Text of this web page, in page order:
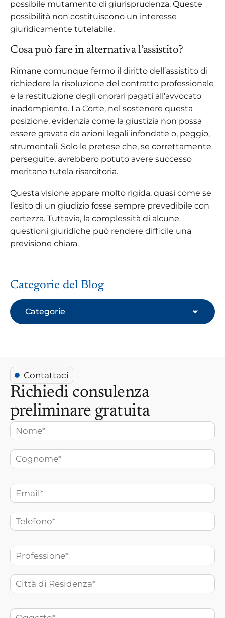
possibile mutamento di giurisprudenza. Queste
possibilità non costituiscono un interesse
giuridicamente tutelabile.
Cosa può fare in alternativa l’assistito?
Rimane comunque fermo il diritto dell’assistito di
richiedere la risoluzione del contratto professionale
e la restituzione degli onorari pagati all’avvocato
inadempiente. La Corte, nel sostenere questa
posizione, evidenzia come la giustizia non possa
essere gravata da azioni legali infondate o, peggio,
strumentali. Solo le pretese che, se correttamente
perseguite, avrebbero potuto avere successo
meritano tutela risarcitoria.
Questa visione appare molto rigida, quasi come se
l’esito di un giudizio fosse sempre prevedibile con
certezza. Tuttavia, la complessità di alcune
questioni giuridiche può rendere difficile una
previsione chiara.
Categorie del Blog
Categorie
Contattaci
Richiedi consulenza
preliminare gratuita